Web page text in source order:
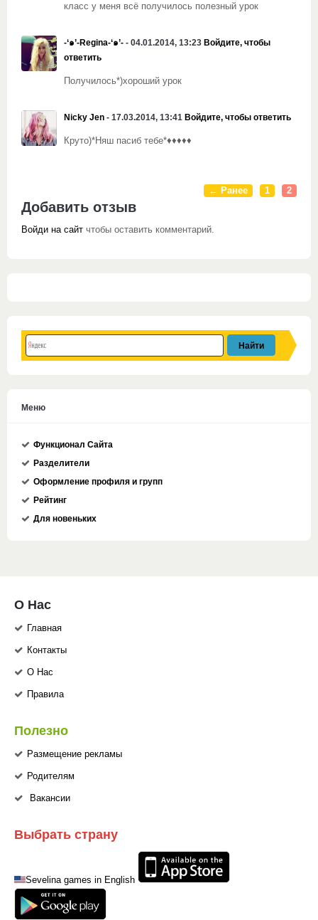
класс у меня всё получилось полезный урок
-‘๑’-Regina-‘๑’- - 04.01.2014, 13:23 Войдите, чтобы
ответить
Получилось*)хороший урок
Nicky Jen - 17.03.2014, 13:41 Войдите, чтобы ответить
Круто)*Няш пасиб тебе*♦♦♦♦♦
← Ранее 1 2
Добавить отзыв
Войди на сайт чтобы оставить комментарий.
Меню
Функционал Сайта
Разделители
Оформление профиля и групп
Рейтинг
Для новеньких
О Нас
Главная
Контакты
О Нас
Правила
Полезно
Размещение рекламы
Родителям
Вакансии
Выбрать страну
Sevelina games in English